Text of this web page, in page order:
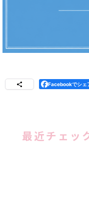
Facebookでシェ
最近チェッ